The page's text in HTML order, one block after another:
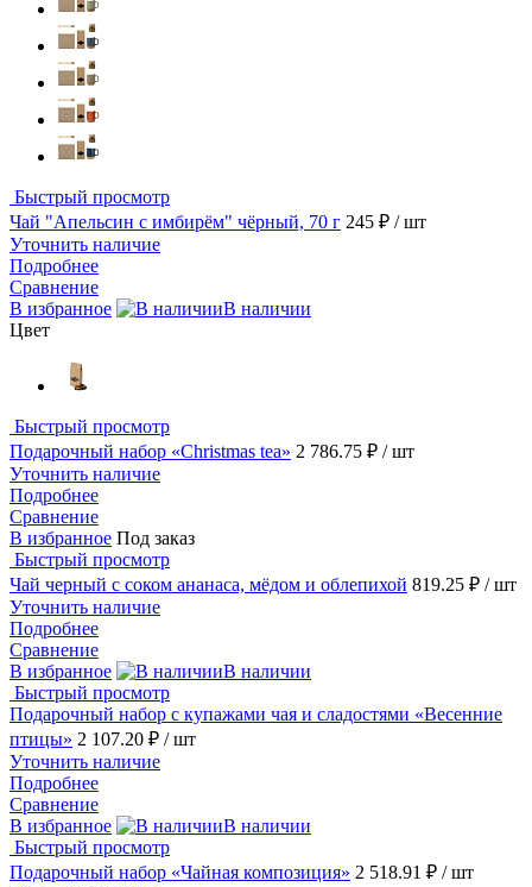
Быстрый просмотр
Чай "Апельсин с имбирём" чёрный, 70 г 245 ₽ / шт
Уточнить наличие
Подробнее
Сравнение
В избранное
В наличии
Цвет
Быстрый просмотр
Подарочный набор «Christmas tea» 2 786.75 ₽ / шт
Уточнить наличие
Подробнее
Сравнение
В избранное Под заказ
Быстрый просмотр
Чай черный с соком ананаса, мёдом и облепихой 819.25 ₽ / шт
Уточнить наличие
Подробнее
Сравнение
В избранное
В наличии
Быстрый просмотр
Подарочный набор c купажами чая и сладостями «Весенние
птицы» 2 107.20 ₽ / шт
Уточнить наличие
Подробнее
Сравнение
В избранное
В наличии
Быстрый просмотр
Подарочный набор «Чайная композиция» 2 518.91 ₽ / шт